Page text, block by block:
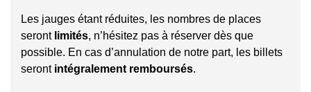
Les jauges étant réduites, les nombres de places
seront limités, n’hésitez pas à réserver dès que
possible. En cas d’annulation de notre part, les billets
seront intégralement remboursés.